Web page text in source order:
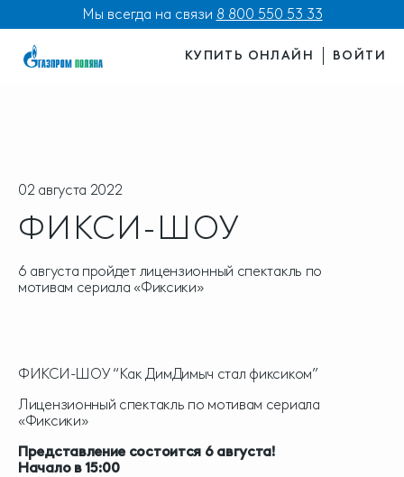
Мы всегда на связи 8 800 550 53 33
КУПИТЬ ОНЛАЙН ВОЙТИ
02 августа 2022
ФИКСИ-ШОУ
6 августа пройдет лицензионный спектакль по
мотивам сериала «Фиксики»
ФИКСИ-ШОУ “Как ДимДимыч стал фиксиком”
Лицензионный спектакль по мотивам сериала
«Фиксики»
Представление состоится 6 августа!
Начало в 15:00